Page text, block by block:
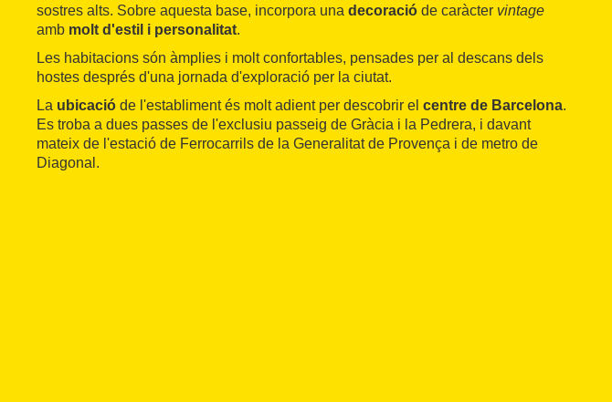
sostres alts. Sobre aquesta base, incorpora una decoració de caràcter vintage
amb molt d'estil i personalitat.
Les habitacions són àmplies i molt confortables, pensades per al descans dels
hostes després d'una jornada d'exploració per la ciutat.
La ubicació de l'establiment és molt adient per descobrir el centre de Barcelona.
Es troba a dues passes de l'exclusiu passeig de Gràcia i la Pedrera, i davant
mateix de l'estació de Ferrocarrils de la Generalitat de Provença i de metro de
Diagonal.